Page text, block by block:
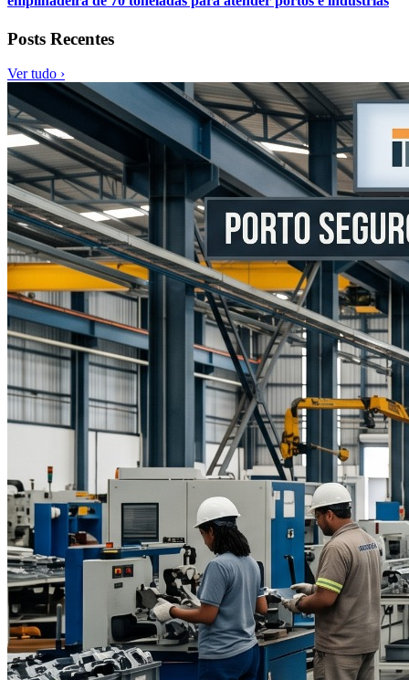
Posts Recentes
Ver tudo ›